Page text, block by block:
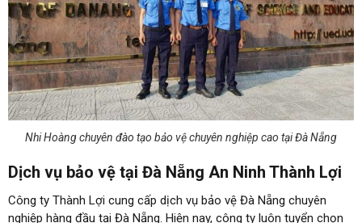
Nhi Hoàng chuyên đào tạo bảo vệ chuyên nghiệp cao tại Đà Nẵng
Dịch vụ bảo vệ tại Đà Nẵng An Ninh Thành Lợi
Công ty Thành Lợi cung cấp dịch vụ bảo vệ Đà Nẵng chuyên
nghiệp hàng đầu tại Đà Nẵng. Hiện nay, công ty luôn tuyển chọn